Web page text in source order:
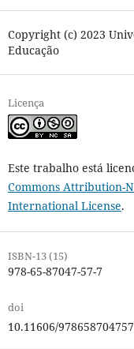
Copyright (c) 2023
Educação
Licença
Este trabalho está
Commons Attribution-
International License.
ISBN-13 (15)
978-65-87047-57-7
doi
10.11606/